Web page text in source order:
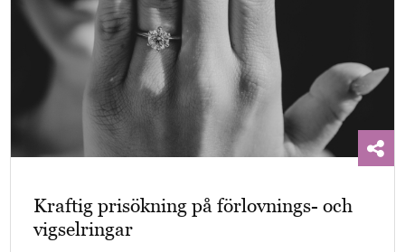
Kraftig prisökning på förlovnings- och
vigselringar